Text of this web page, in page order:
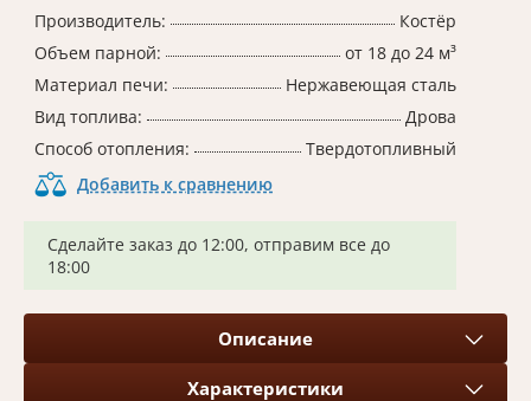
Производитель:
Костёр
Объем парной:
от 18 до 24 м³
Материал печи:
Нержавеющая сталь
Вид топлива:
Дрова
Способ отопления:
Твердотопливный
Добавить к сравнению
Сделайте заказ до 12:00, отправим все до
18:00
Описание
Характеристики